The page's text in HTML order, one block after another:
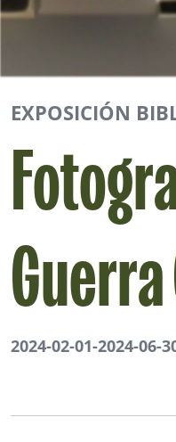
EXPOSICIÓN
2024-02-01-2024-06-